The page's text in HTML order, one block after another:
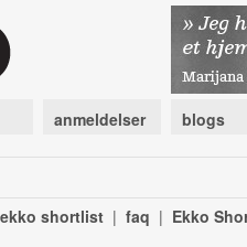
anmeldelser blogs
shortlist | faq | Ekko